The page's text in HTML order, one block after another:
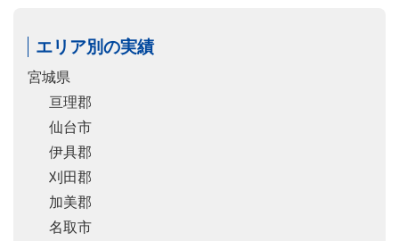
エリア別の実績
宮城県
亘理郡
仙台市
伊具郡
刈田郡
加美郡
名取市